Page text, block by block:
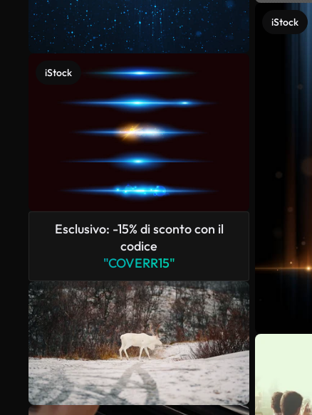
iStock
Esclusivo: -15% di sconto con il
codice
"COVERR15"
iStock